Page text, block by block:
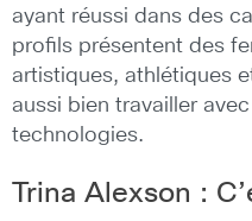
ayant réussi dans des
profils présentent des
artistiques, athlétiques
aussi bien travailler
technologies.
Trina Alexson :